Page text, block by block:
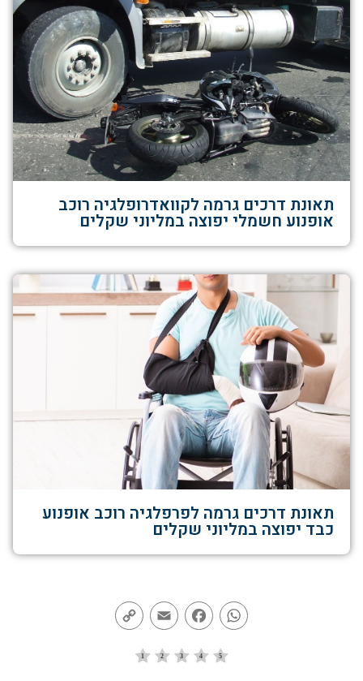
תאונת דרכים גרמה לקוואדרופלגיה רוכב
אופנוע חשמלי יפוצה במליוני שקלים
תאונת דרכים גרמה לפרפלגיה רוכב אופנוע
כבד יפוצה במליוני שקלים
WhatsApp
Facebook
Email